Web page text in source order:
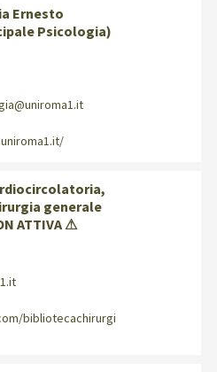
Ernesto
Psicologia)
generale
ATTIVA ⚠
bibliotecachirurgi